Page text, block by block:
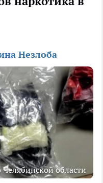
Незлоба
области